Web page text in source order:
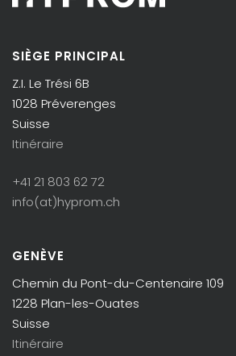
SIÈGE PRINCIPAL
Z.I. Le Trési 6B
1028 Préverenges
Suisse
Itinéraire
+41 21 803 62 72
info(at)hyprom.ch
GENÈVE
Chemin du Pont-du-Centenaire 109
1228 Plan-les-Ouates
Suisse
Itinéraire